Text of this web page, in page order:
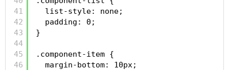
41
42
43
44
45
46
list-style: none;
padding: 0;
}
.component-item {
margin-bottom: 10px;